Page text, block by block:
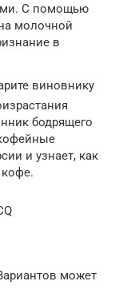
С помощью
молочной
в
виновнику
бодрящего
и узнает, как
может